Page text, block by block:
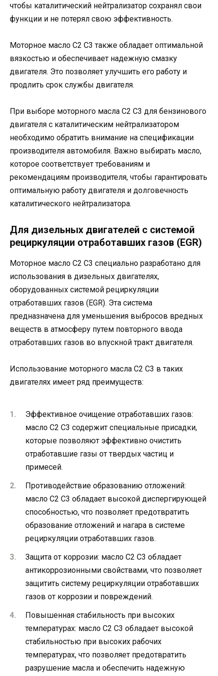
чтобы каталитический нейтрализатор сохранял свои
функции и не потерял свою эффективность.
Моторное масло C2 C3 также обладает оптимальной
вязкостью и обеспечивает надежную смазку
двигателя. Это позволяет улучшить его работу и
продлить срок службы двигателя.
При выборе моторного масла C2 C3 для бензинового
двигателя с каталитическим нейтрализатором
необходимо обратить внимание на спецификации
производителя автомобиля. Важно выбирать масло,
которое соответствует требованиям и
рекомендациям производителя, чтобы гарантировать
оптимальную работу двигателя и долговечность
каталитического нейтрализатора.
Для дизельных двигателей с системой
рециркуляции отработавших газов (EGR)
Моторное масло C2 C3 специально разработано для
использования в дизельных двигателях,
оборудованных системой рециркуляции
отработавших газов (EGR). Эта система
предназначена для уменьшения выбросов вредных
веществ в атмосферу путем повторного ввода
отработавших газов во впускной тракт двигателя.
Использование моторного масла C2 C3 в таких
двигателях имеет ряд преимуществ:
Эффективное очищение отработавших газов:
масло C2 C3 содержит специальные присадки,
которые позволяют эффективно очистить
отработавшие газы от твердых частиц и
примесей.
Противодействие образованию отложений:
масло C2 C3 обладает высокой диспергирующей
способностью, что позволяет предотвратить
образование отложений и нагара в системе
рециркуляции отработавших газов.
Защита от коррозии: масло C2 C3 обладает
антикоррозионными свойствами, что позволяет
защитить систему рециркуляции отработавших
газов от коррозии и повреждений.
Повышенная стабильность при высоких
температурах: масло C2 C3 обладает высокой
стабильностью при высоких рабочих
температурах, что позволяет предотвратить
разрушение масла и обеспечить надежную